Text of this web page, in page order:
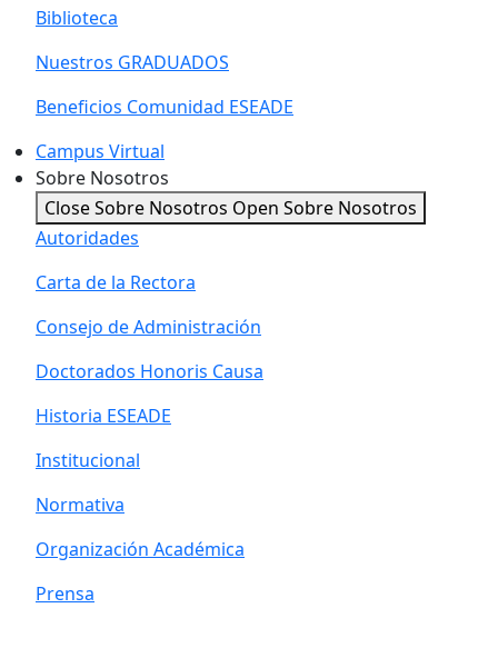
Biblioteca
Nuestros GRADUADOS
Beneficios Comunidad ESEADE
Campus Virtual
Sobre Nosotros
Close Sobre Nosotros Open Sobre Nosotros
Autoridades
Carta de la Rectora
Consejo de Administración
Doctorados Honoris Causa
Historia ESEADE
Institucional
Normativa
Organización Académica
Prensa